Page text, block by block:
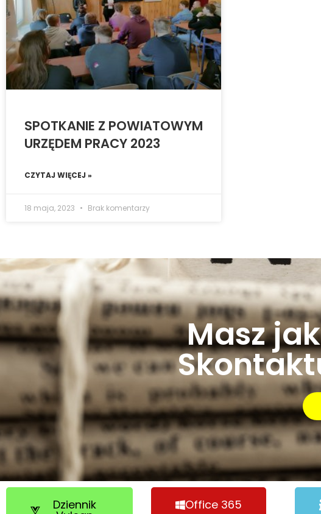
SPOTKANIE Z POWIATOWYM
URZĘDEM PRACY 2023
CZYTAJ WIĘCEJ »
18 maja, 2023 Brak komentarzy
Masz
Dziennik Office 365